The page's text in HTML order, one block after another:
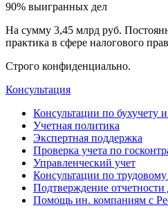
90% выигранных дел
На сумму 3,45 млрд руб.
практика в сфере налогового
Строго конфиденциально.
Консультация
Консультации по бухучету
Учетная политика
Экспертная поддержка
Проверка учета по
Управленческий учет
Консультации по
Подтверждение отчетности
Помощь ин. компаниям с